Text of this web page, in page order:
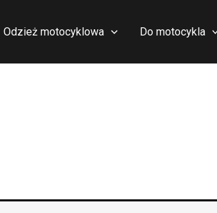
Odzież motocyklowa Do motocykla